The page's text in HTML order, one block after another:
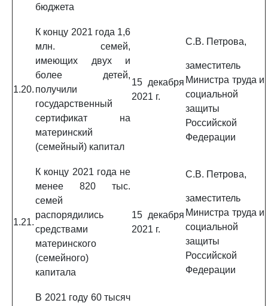
бюджета
1.20.
К концу 2021 года 1,6
млн. семей,
имеющих двух и
более детей,
получили
государственный
сертификат на
материнский
(семейный) капитал
15 декабря
2021 г.
С.В. Петрова,
заместитель
Министра труда и
социальной
защиты
Российской
Федерации
1.21.
К концу 2021 года не
менее 820 тыс.
семей
распорядились
средствами
материнского
(семейного)
капитала
15 декабря
2021 г.
С.В. Петрова,
заместитель
Министра труда и
социальной
защиты
Российской
Федерации
В 2021 году 60 тысяч